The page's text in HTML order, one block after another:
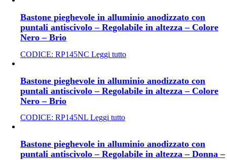
Bastone pieghevole in alluminio anodizzato con
puntali antiscivolo – Regolabile in altezza – Colore
Nero – Brio
CODICE: RP145NC Leggi tutto
Bastone pieghevole in alluminio anodizzato con
puntali antiscivolo – Regolabile in altezza – Colore
Nero – Brio
CODICE: RP145NL Leggi tutto
Bastone pieghevole in alluminio anodizzato con
puntali antiscivolo – Regolabile in altezza – Donna –